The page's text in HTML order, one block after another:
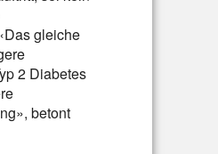
gleiche
2 Diabetes
betont